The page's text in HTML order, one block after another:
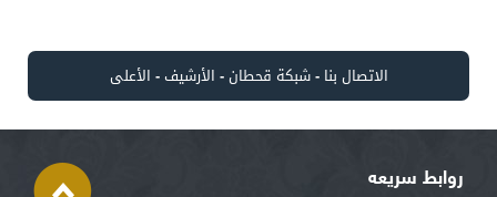
الاتصال بنا -شبكة قحطان- الأرشيف- الأعلى
روابط سريعه